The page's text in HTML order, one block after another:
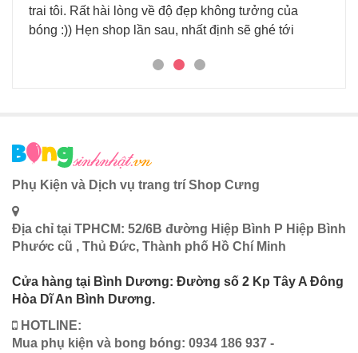
trai tôi. Rất hài lòng về độ đẹp không tưởng của
bóng :)) Hẹn shop lần sau, nhất định sẽ ghé tới
Phụ Kiện và Dịch vụ trang trí Shop Cưng
Địa chỉ tại TPHCM: 52/6B đường Hiệp Bình P Hiệp Bình
Phước cũ , Thủ Đức, Thành phố Hồ Chí Minh
Cửa hàng tại Bình Dương: Đường số 2 Kp Tây A Đông
Hòa Dĩ An Bình Dương.
HOTLINE:
Mua phụ kiện và bong bóng: 0934 186 937 -